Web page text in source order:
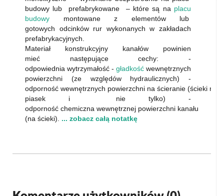
budowy lub prefabrykowane – które są na placu
budowy montowane z elementów lub
gotowych odcinków rur wykonanych w zakładach
prefabrykacyjnych.
Materiał konstrukcyjny kanałów powinien
mieć następujące cechy: -
odpowiednia wytrzymałość - gładkość wewnętrznych
powierzchni (ze względów hydraulicznych) -
odporność wewnętrznych powierzchni na ścieranie (ścieki
piasek i nie tylko) -
odporność chemiczna wewnętrznej powierzchni kanału
(na ścieki). ... zobacz całą notatkę